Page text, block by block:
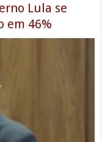
Lula se
em 46%